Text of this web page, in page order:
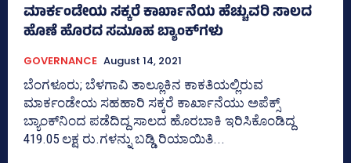
ಮಾರ್ಕಂಡೇಯ ಸಕ್ಕರೆ ಕಾರ್ಖಾನೆಯ ಹೆಚ್ಚುವರಿ ಸಾಲದ
ಹೊಣೆ ಹೊರದ ಸಮೂಹ ಬ್ಯಾಂಕ್‌ಗಳು
GOVERNANCE August 14, 2021
ಬೆಂಗಳೂರು; ಬೆಳಗಾವಿ ತಾಲ್ಲೂಕಿನ ಕಾಕತಿಯಲ್ಲಿರುವ
ಮಾರ್ಕಂಡೇಯ ಸಹಹಾರಿ ಸಕ್ಕರೆ ಕಾರ್ಖಾನೆಯು ಅಪೆಕ್ಸ್‌
ಬ್ಯಾಂಕ್‌ನಿಂದ ಪಡೆದಿದ್ದ ಸಾಲದ ಹೊರಬಾಕಿ ಇರಿಸಿಕೊಂಡಿದ್ದ
419.05 ಲಕ್ಷ ರು.ಗಳನ್ನು ಬಡ್ಡಿ ರಿಯಾಯಿತಿ...